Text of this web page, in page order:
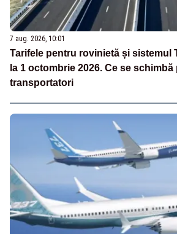
7 aug. 2026, 10:01
Tarifele pentru rovinietă și sistemul
la 1 octombrie 2026. Ce se
transportatori